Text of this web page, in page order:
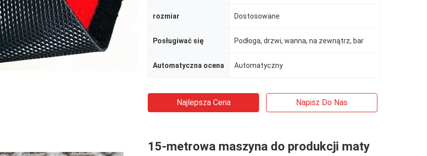
rozmiar Dostosowane
Posługiwać się Podłoga, drzwi, wanna, na zewnątrz, bar
Automatyczna ocena Automatyczny
Najlepsza Cena Napisz Do Nas
15-metrowa maszyna do produkcji maty